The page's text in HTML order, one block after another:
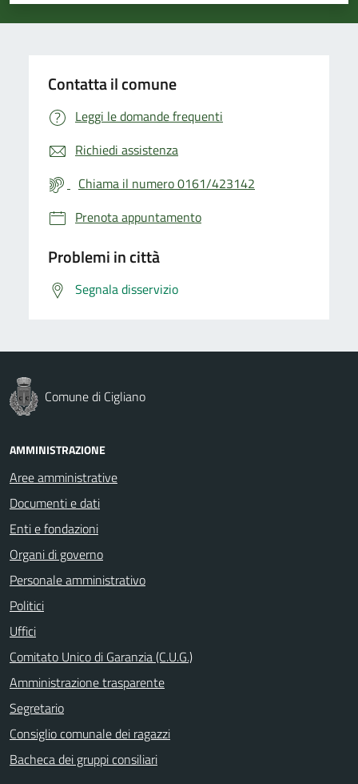
Contatta il comune
Leggi le domande frequenti
Richiedi assistenza
Chiama il numero 0161/423142
Prenota appuntamento
Problemi in città
Segnala disservizio
Comune di Cigliano
AMMINISTRAZIONE
Aree amministrative
Documenti e dati
Enti e fondazioni
Organi di governo
Personale amministrativo
Politici
Uffici
Comitato Unico di Garanzia (C.U.G.)
Amministrazione trasparente
Segretario
Consiglio comunale dei ragazzi
Bacheca dei gruppi consiliari